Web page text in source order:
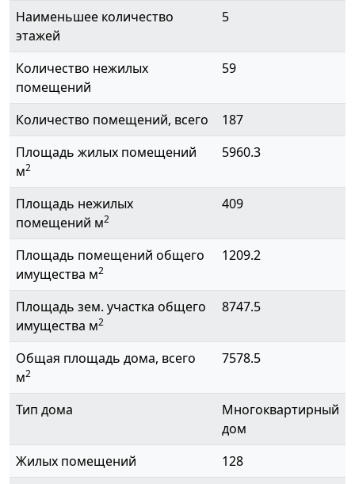
Наименьшее количество
этажей
5
Количество нежилых
помещений
59
Количество помещений, всего
187
Площадь жилых помещений
м2
5960.3
Площадь нежилых
помещений м2
409
Площадь помещений общего
имущества м2
1209.2
Площадь зем. участка общего
имущества м2
8747.5
Общая площадь дома, всего
м2
7578.5
Тип дома
Многоквартирный
дом
Жилых помещений
128